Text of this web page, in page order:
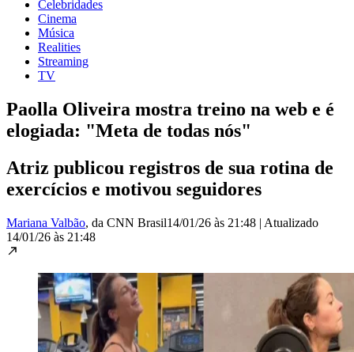
Celebridades
Cinema
Música
Realities
Streaming
TV
Paolla Oliveira mostra treino na web e é
elogiada: "Meta de todas nós"
Atriz publicou registros de sua rotina de
exercícios e motivou seguidores
Mariana Valbão, da CNN Brasil14/01/26 às 21:48 | Atualizado
14/01/26 às 21:48